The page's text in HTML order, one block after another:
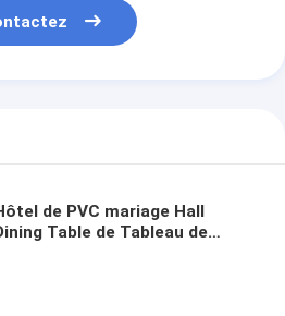
de PVC mariage Hall
Table de Tableau de